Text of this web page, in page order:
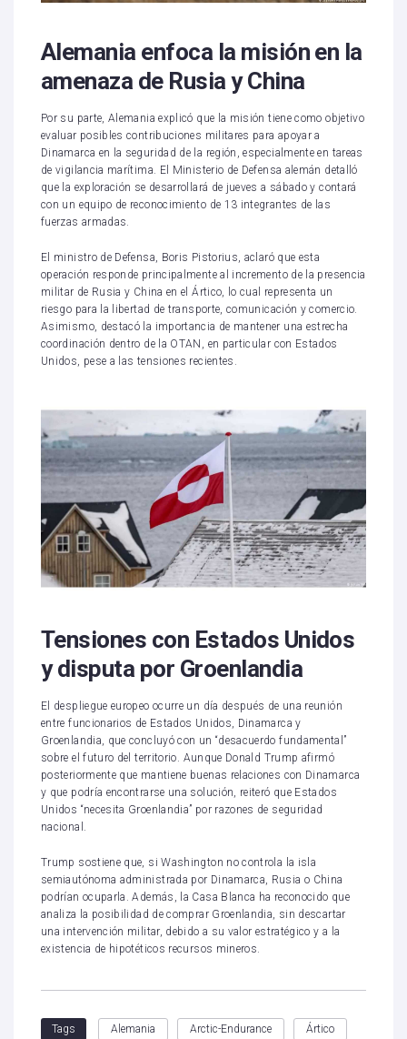
Alemania enfoca la misión en la
amenaza de Rusia y China
Por su parte, Alemania explicó que la misión tiene como objetivo
evaluar posibles contribuciones militares para apoyar a
Dinamarca en la seguridad de la región, especialmente en tareas
de vigilancia marítima. El Ministerio de Defensa alemán detalló
que la exploración se desarrollará de jueves a sábado y contará
con un equipo de reconocimiento de 13 integrantes de las
fuerzas armadas.
El ministro de Defensa, Boris Pistorius, aclaró que esta
operación responde principalmente al incremento de la presencia
militar de Rusia y China en el Ártico, lo cual representa un
riesgo para la libertad de transporte, comunicación y comercio.
Asimismo, destacó la importancia de mantener una estrecha
coordinación dentro de la OTAN, en particular con Estados
Unidos, pese a las tensiones recientes.
Tensiones con Estados Unidos
y disputa por Groenlandia
El despliegue europeo ocurre un día después de una reunión
entre funcionarios de Estados Unidos, Dinamarca y
Groenlandia, que concluyó con un “desacuerdo fundamental”
sobre el futuro del territorio. Aunque Donald Trump afirmó
posteriormente que mantiene buenas relaciones con Dinamarca
y que podría encontrarse una solución, reiteró que Estados
Unidos “necesita Groenlandia” por razones de seguridad
nacional.
Trump sostiene que, si Washington no controla la isla
semiautónoma administrada por Dinamarca, Rusia o China
podrían ocuparla. Además, la Casa Blanca ha reconocido que
analiza la posibilidad de comprar Groenlandia, sin descartar
una intervención militar, debido a su valor estratégico y a la
existencia de hipotéticos recursos mineros.
Tags Alemania Arctic-Endurance Ártico